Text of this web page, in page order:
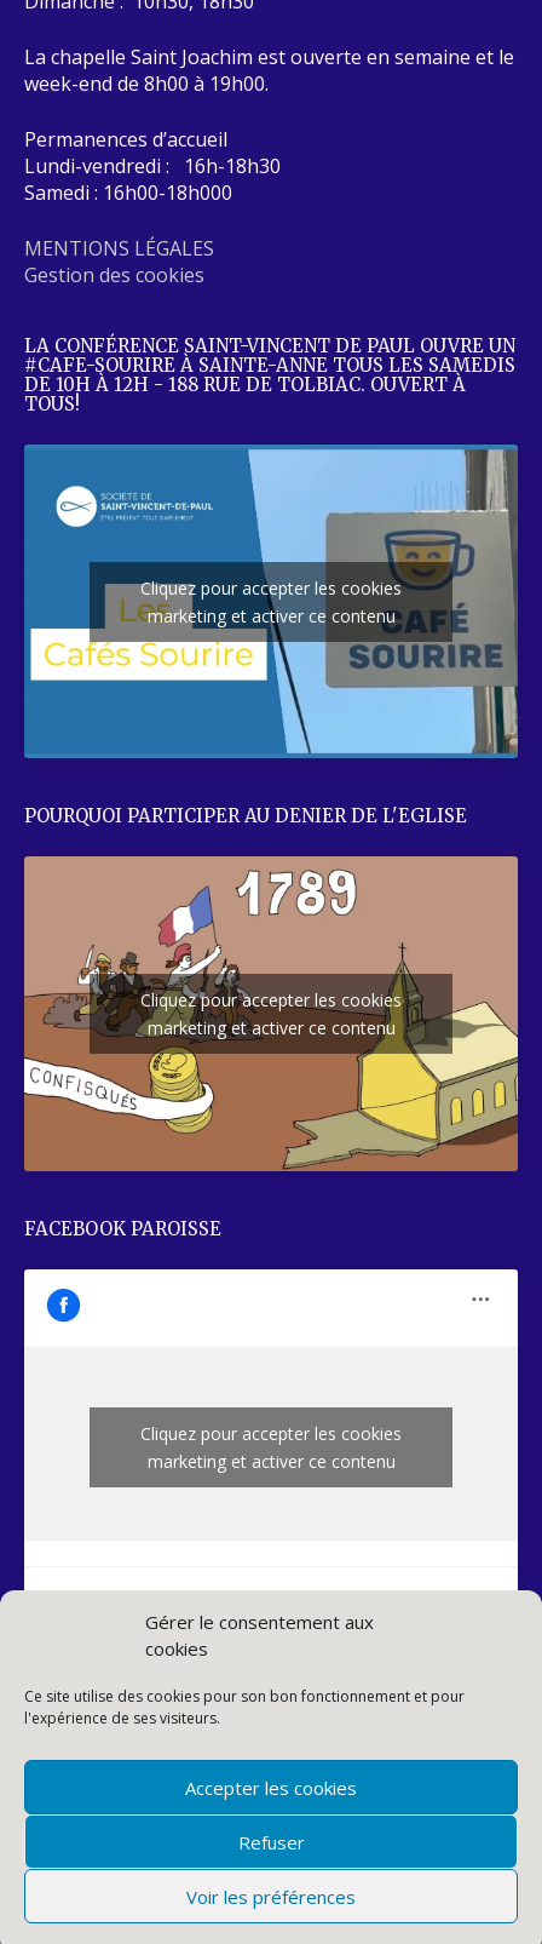
Gérer le consentement aux
cookies
Ce site utilise des cookies pour son bon fonctionnement et pour
l'expérience de ses visiteurs.
Accepter les cookies
Refuser
Voir les préférences
La chapelle Saint Joachim est ouverte en semaine et le
week-end de 8h00 à 19h00.
Permanences d’accueil
Lundi-vendredi : 16h-18h30
Samedi : 16h00-18h000
MENTIONS LÉGALES
Gestion des cookies
LA CONFÉRENCE SAINT-VINCENT DE PAUL OUVRE UN
#CAFE-SOURIRE À SAINTE-ANNE TOUS LES SAMEDIS
DE 10H À 12H - 188 RUE DE TOLBIAC. OUVERT À
TOUS!
Cliquez pour accepter les cookies
marketing et activer ce contenu
POURQUOI PARTICIPER AU DENIER DE L'EGLISE
Cliquez pour accepter les cookies
marketing et activer ce contenu
FACEBOOK PAROISSE
Cliquez pour accepter les cookies
marketing et activer ce contenu
© PAROISSE SAINTE-ANNE DE LA BUTTE-AUX-CAILLES